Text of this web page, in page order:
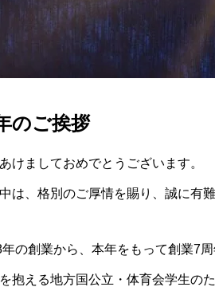
のご挨拶
けましておめでとうございます。
中は、格別のご厚情を賜り、誠に有
年の創業から、本年をもって創業7
抱える地方国公立・体育会学生の